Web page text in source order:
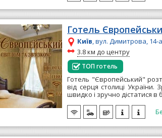
Готель
Київ, вул. Димитрова, 14-а
~
3.8 км до центру
ТОП готель
Готель "Європейський"
від серця столиці
швидко і зручно дістатися в